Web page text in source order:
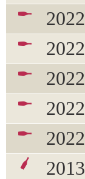
2022
2022
2022
2022
2022
2013